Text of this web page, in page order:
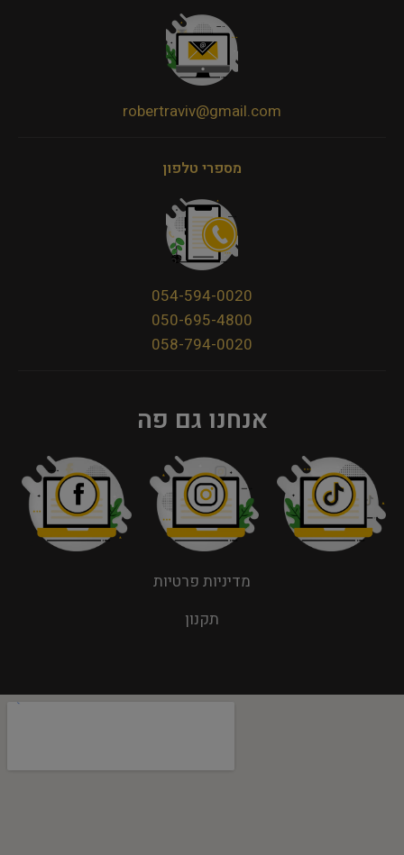
robertraviv@gmail.com
מספרי טלפון
054-594-0020
050-695-4800
058-794-0020
אנחנו גם פה
מדיניות פרטיות
תקנון